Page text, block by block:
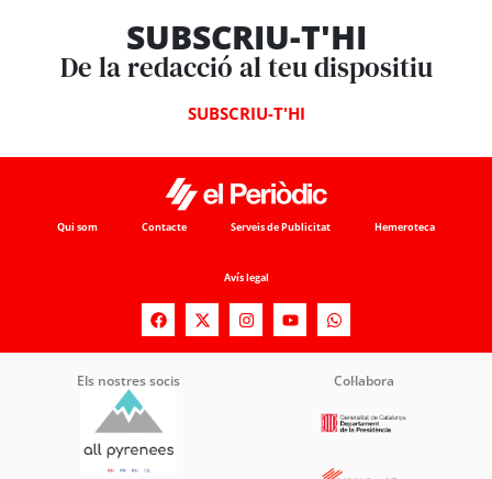
SUBSCRIU-T'HI
De la redacció al teu dispositiu
SUBSCRIU-T'HI
Qui som Contacte Serveis de Publicitat Hemeroteca
Avís legal
Els nostres socis Col·labora